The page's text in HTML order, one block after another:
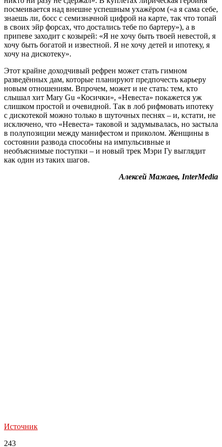
посмеивается над внешне успешным ухажёром («а я сама себе,
знаешь ли, босс с семизначной цифрой на карте, так что топай
в своих эйр форсах, что достались тебе по бартеру»), а в
припеве заходит с козырей: «Я не хочу быть твоей невестой, я
хочу быть богатой и известной. Я не хочу детей и ипотеку, я
хочу на дискотеку».
Этот крайне доходчивый рефрен может стать гимном
разведённых дам, которые планируют предпочесть карьеру
новым отношениям. Впрочем, может и не стать: тем, кто
слышал хит Mary Gu «Косички», «Невеста» покажется уж
слишком простой и очевидной. Так в лоб рифмовать ипотеку
с дискотекой можно только в шуточных песнях – и, кстати, не
исключено, что «Невеста» таковой и задумывалась, но застыла
в полупозиции между манифестом и приколом. Женщины в
состоянии развода способны на импульсивные и
необъяснимые поступки – и новый трек Мэри Гу выглядит
как один из таких шагов.
Алексей Мажаев, InterMedia
Источник
243